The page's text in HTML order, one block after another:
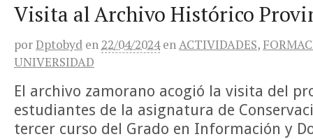
Visita al Archivo Histórico
porDptobyd en 22/04/2024 en ACTIVIDADES,
UNIVERSIDAD
El archivo zamorano acogió la visita del
estudiantes de la asignatura de
tercer curso del Grado en Información y